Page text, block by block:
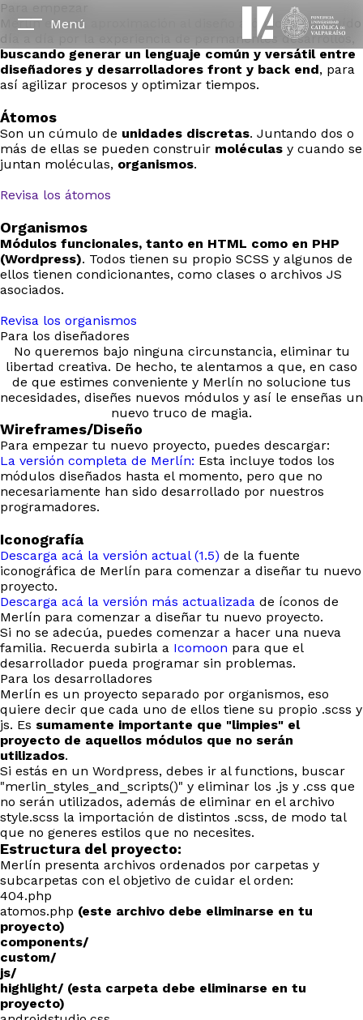
Menú
Para empezar
Merlín es una aproximación al diseño atómico construído
día a día por la experiencia de permanentes desarrollos,
buscando generar un lenguaje común y versátil entre
diseñadores y desarrolladores front y back end, para
así agilizar procesos y optimizar tiempos.
Átomos
Son un cúmulo de unidades discretas. Juntando dos o
más de ellas se pueden construir moléculas y cuando se
juntan moléculas, organismos.
Revisa los átomos
Organismos
Módulos funcionales, tanto en HTML como en PHP
(Wordpress). Todos tienen su propio SCSS y algunos de
ellos tienen condicionantes, como clases o archivos JS
asociados.
Revisa los organismos
Para los diseñadores
No queremos bajo ninguna circunstancia, eliminar tu
libertad creativa. De hecho, te alentamos a que, en caso
de que estimes conveniente y Merlín no solucione tus
necesidades, diseñes nuevos módulos y así le enseñas un
nuevo truco de magia.
Wireframes/Diseño
Para empezar tu nuevo proyecto, puedes descargar:
La versión completa de Merlín: Esta incluye todos los
módulos diseñados hasta el momento, pero que no
necesariamente han sido desarrollado por nuestros
programadores.
Iconografía
Descarga acá la versión actual (1.5) de la fuente
iconográfica de Merlín para comenzar a diseñar tu nuevo
proyecto.
Descarga acá la versión más actualizada de íconos de
Merlín para comenzar a diseñar tu nuevo proyecto.
Si no se adecúa, puedes comenzar a hacer una nueva
familia. Recuerda subirla a Icomoon para que el
desarrollador pueda programar sin problemas.
Para los desarrolladores
Merlín es un proyecto separado por organismos, eso
quiere decir que cada uno de ellos tiene su propio .scss y
js. Es sumamente importante que "limpies" el
proyecto de aquellos módulos que no serán
utilizados.
Si estás en un Wordpress, debes ir al functions, buscar
"merlin_styles_and_scripts()" y eliminar los .js y .css que
no serán utilizados, además de eliminar en el archivo
style.scss la importación de distintos .scss, de modo tal
que no generes estilos que no necesites.
Estructura del proyecto:
Merlín presenta archivos ordenados por carpetas y
subcarpetas con el objetivo de cuidar el orden:
404.php
atomos.php (este archivo debe eliminarse en tu
proyecto)
components/
custom/
js/
highlight/ (esta carpeta debe eliminarse en tu
proyecto)